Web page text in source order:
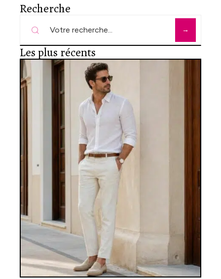
Recherche
Les plus récents